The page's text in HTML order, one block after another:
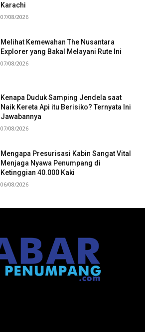
Karachi
07/08/2026
Melihat Kemewahan The Nusantara
Explorer yang Bakal Melayani Rute Ini
07/08/2026
Kenapa Duduk Samping Jendela saat
Naik Kereta Api itu Berisiko? Ternyata Ini
Jawabannya
07/08/2026
Mengapa Presurisasi Kabin Sangat Vital
Menjaga Nyawa Penumpang di
Ketinggian 40.000 Kaki
06/08/2026